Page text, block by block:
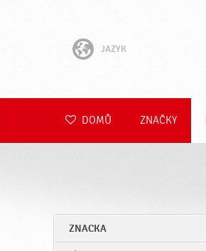
JAZYK
Hrvatski
Română
DOMŮ ZNAČKY
ZNACKA